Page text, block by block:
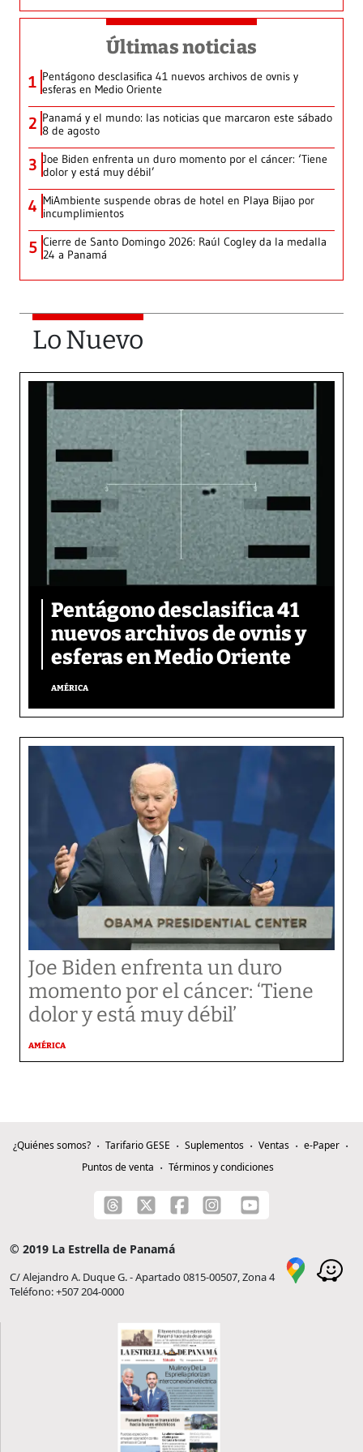
Últimas noticias
1 Pentágono desclasifica 41 nuevos archivos de ovnis y
esferas en Medio Oriente
2 Panamá y el mundo: las noticias que marcaron este sábado
8 de agosto
3 Joe Biden enfrenta un duro momento por el cáncer: ‘Tiene
dolor y está muy débil’
4 MiAmbiente suspende obras de hotel en Playa Bijao por
incumplimientos
5 Cierre de Santo Domingo 2026: Raúl Cogley da la medalla
24 a Panamá
Lo Nuevo
Pentágono desclasifica 41
nuevos archivos de ovnis y
esferas en Medio Oriente
AMÉRICA
Joe Biden enfrenta un duro
momento por el cáncer: ‘Tiene
dolor y está muy débil’
AMÉRICA
¿Quiénes somos? Tarifario GESE Suplementos Ventas
e-Paper
Puntos de venta
Términos y condiciones
© 2019 La Estrella de Panamá
C/ Alejandro A. Duque G. - Apartado 0815-00507, Zona 4
Teléfono: +507 204-0000